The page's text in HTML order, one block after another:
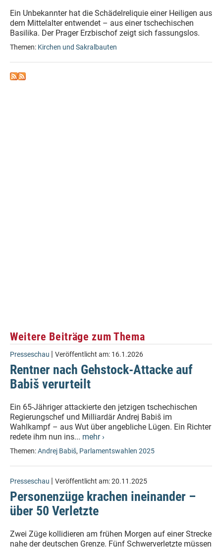
Ein Unbekannter hat die Schädelreliquie einer Heiligen aus
dem Mittelalter entwendet – aus einer tschechischen
Basilika. Der Prager Erzbischof zeigt sich fassungslos.
Themen: Kirchen und Sakralbauten
Weitere Beiträge zum Thema
Presseschau | Veröffentlicht am: 16.1.2026
Rentner nach Gehstock-Attacke auf
Babiš verurteilt
Ein 65-Jähriger attackierte den jetzigen tschechischen
Regierungschef und Milliardär Andrej Babiš im
Wahlkampf – aus Wut über angebliche Lügen. Ein Richter
redete ihm nun ins... mehr ›
Themen:Andrej Babiš, Parlamentswahlen 2025
Presseschau | Veröffentlicht am:20.11.2025
Personenzüge krachen ineinander –
über 50 Verletzte
Zwei Züge kollidieren am frühen Morgen auf einer Strecke
nahe der deutschen Grenze. Fünf Schwerverletzte müssen